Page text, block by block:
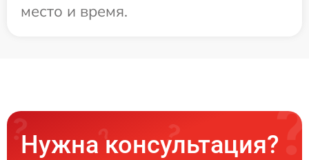
место и время.
Нужна консультация?